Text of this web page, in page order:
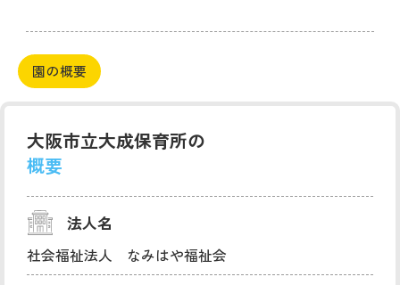
園の概要
大阪市立大成保育所の
概要
法人名
社会福祉法人 なみはや福祉会